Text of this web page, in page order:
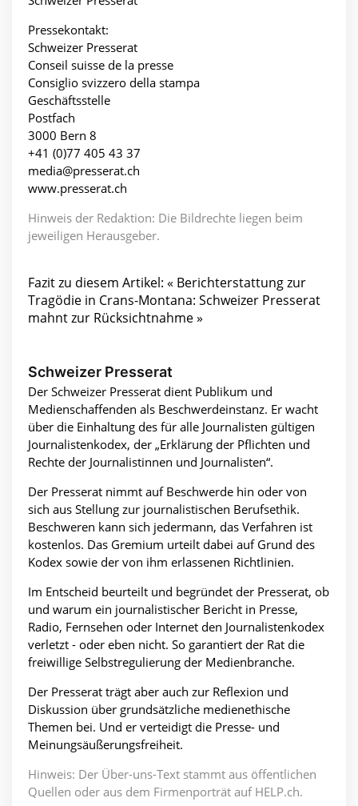
Pressekontakt:
Schweizer Presserat
Conseil suisse de la presse
Consiglio svizzero della stampa
Geschäftsstelle
Postfach
3000 Bern 8
+41 (0)77 405 43 37
media@presserat.ch
www.presserat.ch
Hinweis der Redaktion: Die Bildrechte liegen beim
jeweiligen Herausgeber.
Fazit zu diesem Artikel: « Berichterstattung zur
Tragödie in Crans-Montana: Schweizer Presserat
mahnt zur Rücksichtnahme »
Schweizer Presserat
Der Schweizer Presserat dient Publikum und
Medienschaffenden als Beschwerdeinstanz. Er wacht
über die Einhaltung des für alle Journalisten gültigen
Journalistenkodex, der „Erklärung der Pflichten und
Rechte der Journalistinnen und Journalisten“.
Der Presserat nimmt auf Beschwerde hin oder von
sich aus Stellung zur journalistischen Berufsethik.
Beschweren kann sich jedermann, das Verfahren ist
kostenlos. Das Gremium urteilt dabei auf Grund des
Kodex sowie der von ihm erlassenen Richtlinien.
Im Entscheid beurteilt und begründet der Presserat, ob
und warum ein journalistischer Bericht in Presse,
Radio, Fernsehen oder Internet den Journalistenkodex
verletzt - oder eben nicht. So garantiert der Rat die
freiwillige Selbstregulierung der Medienbranche.
Der Presserat trägt aber auch zur Reflexion und
Diskussion über grundsätzliche medienethische
Themen bei. Und er verteidigt die Presse- und
Meinungsäußerungsfreiheit.
Hinweis: Der Über-uns-Text stammt aus öffentlichen
Quellen oder aus dem Firmenporträt auf HELP.ch.